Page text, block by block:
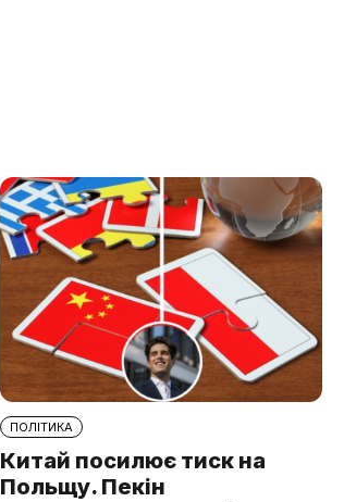
ПОЛІТИКА
Китай посилює тиск на
Польщу. Пекін